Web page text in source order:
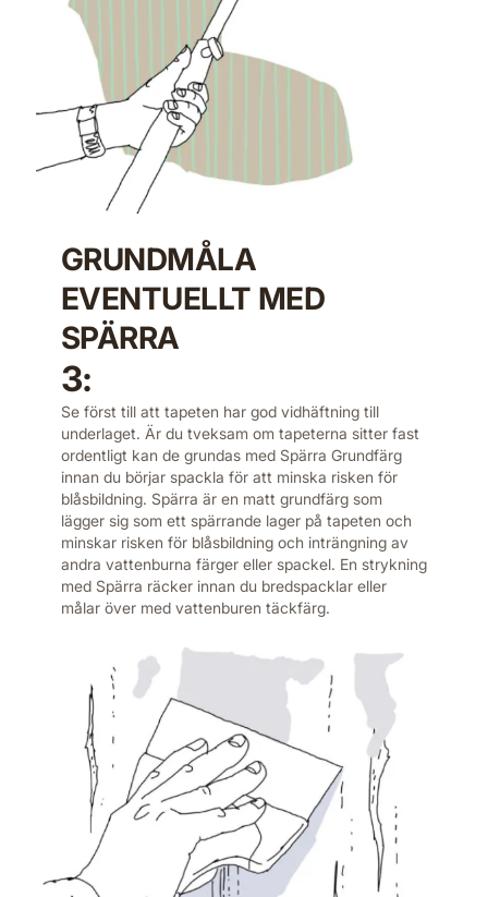
GRUNDMÅLA
EVENTUELLT MED
SPÄRRA
3:
Se först till att tapeten har god vidhäftning till
underlaget. Är du tveksam om tapeterna sitter fast
ordentligt kan de grundas med Spärra Grundfärg
innan du börjar spackla för att minska risken för
blåsbildning. Spärra är en matt grundfärg som
lägger sig som ett spärrande lager på tapeten och
minskar risken för blåsbildning och inträngning av
andra vattenburna färger eller spackel. En strykning
med Spärra räcker innan du bredspacklar eller
målar över med vattenburen täckfärg.